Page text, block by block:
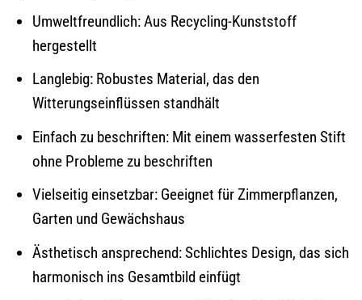
Umweltfreundlich: Aus Recycling-Kunststoff
hergestellt
Langlebig: Robustes Material, das den
Witterungseinflüssen standhält
Einfach zu beschriften: Mit einem wasserfesten Stift
ohne Probleme zu beschriften
Vielseitig einsetzbar: Geeignet für Zimmerpflanzen,
Garten und Gewächshaus
Ästhetisch ansprechend: Schlichtes Design, das sich
harmonisch ins Gesamtbild einfügt